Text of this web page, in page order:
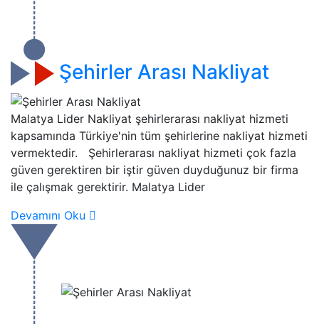
Şehirler Arası Nakliyat
Malatya Lider Nakliyat şehirlerarası nakliyat hizmeti
kapsamında Türkiye'nin tüm şehirlerine nakliyat hizmeti
vermektedir. Şehirlerarası nakliyat hizmeti çok fazla
güven gerektiren bir iştir güven duyduğunuz bir firma
ile çalışmak gerektirir. Malatya Lider
Devamını Oku